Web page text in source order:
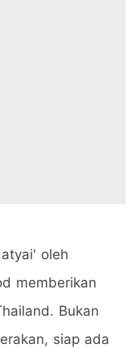
oleh
memberikan
Bukan
siap ada